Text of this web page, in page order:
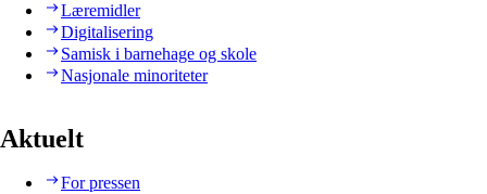
Læremidler
Digitalisering
Samisk i barnehage og skole
Nasjonale minoriteter
Aktuelt
For pressen